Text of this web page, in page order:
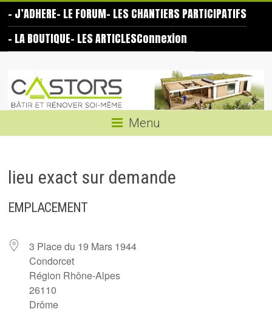
content
– J’ADHERE– LE FORUM– LES CHANTIERS PARTICIPATIFS
– LA BOUTIQUE– LES ARTICLESConnexion
Castors
même
Menu
lieu exact sur demande
EMPLACEMENT
3 Place du 19 Mars 1944
Condorcet
Région Rhône-Alpes
26110
Drôme